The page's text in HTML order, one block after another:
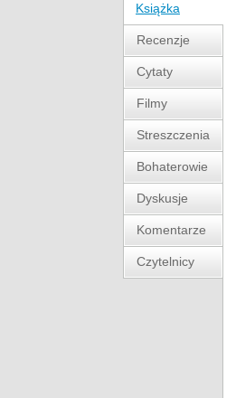
Książka
Recenzje
Cytaty
Filmy
Streszczenia
Bohaterowie
Dyskusje
Komentarze
Czytelnicy